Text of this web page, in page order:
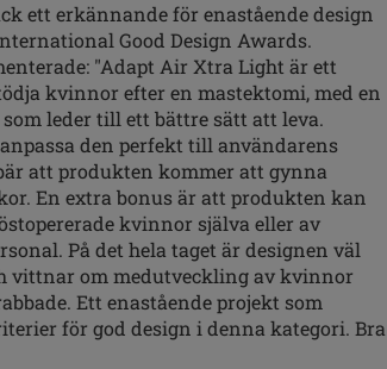
ett erkännande för enastående design
Good Design Awards.
"Adapt Air Xtra Light är ett
kvinnor efter en mastektomi, med en
leder till ett bättre sätt att leva.
den perfekt till användarens
att produkten kommer att gynna
En extra bonus är att produkten kan
kvinnor själva eller av
På det hela taget är designen väl
vittnar om medutveckling av kvinnor
Ett enastående projekt som
för god design i denna kategori. Bra